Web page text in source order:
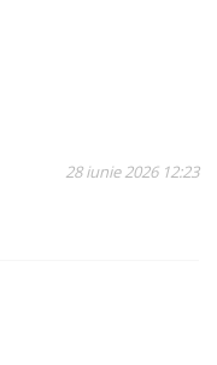
28 iunie 2026 12:23